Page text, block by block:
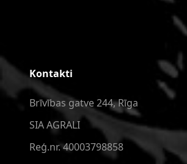
Kontakti
Brīvības gatve 244, Rīga
SIA AGRALI
Reģ.nr. 40003798858